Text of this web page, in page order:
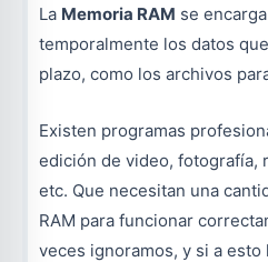
La Memoria RAM se
temporalmente los datos
plazo, como los archivos
Existen programas
edición de video, fotografía,
etc. Que necesitan una
RAM para funcionar
veces ignoramos, y si a esto